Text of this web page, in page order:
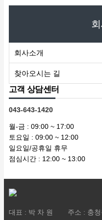
회사소개
찾아오시는 길
고객 상담센터
043-643-1420
월-금 : 09:00 ~ 17:00
토요일 : 09:00 ~ 12:00
일요일/공휴일 휴무
점심시간 : 12:00 ~ 13:00
대표 : 박 차 원
주소 : 충